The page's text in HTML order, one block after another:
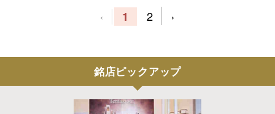
‹ 1 2 ›
銘店ピックアップ